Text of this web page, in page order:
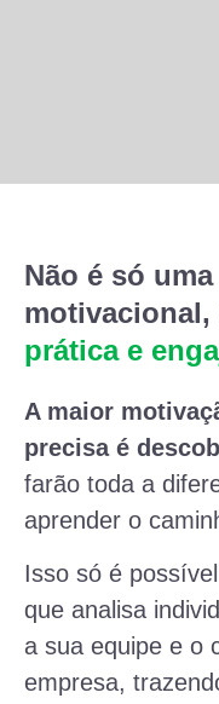
Não é só
motivacional,
prática e
A maior
precisa é
farão toda a
aprender o
Isso só é
que analisa
a sua equipe e o
empresa,